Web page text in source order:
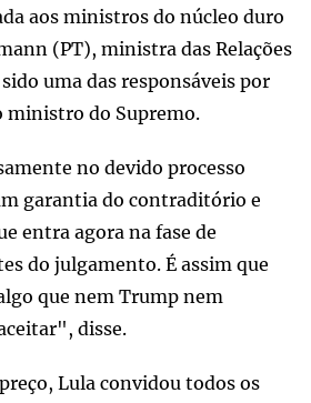
aos ministros do núcleo duro
(PT), ministra das Relações
uma das responsáveis por
ministro do Supremo.
no devido processo
garantia do contraditório e
entra agora na fase de
do julgamento. É assim que
que nem Trump nem
disse.
Lula convidou todos os